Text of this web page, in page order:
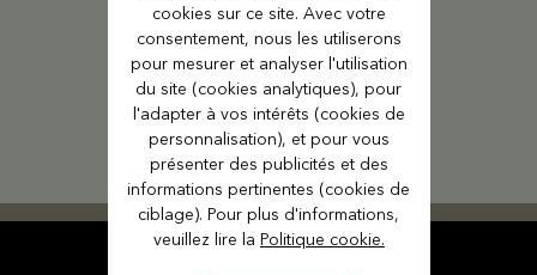
SUIVEZ-NOUS
cookies sur ce site. Avec votre
consentement, nous les utiliserons
pour mesurer et analyser l'utilisation
du site (cookies analytiques), pour
l'adapter à vos intérêts (cookies de
personnalisation), et pour vous
présenter des publicités et des
informations pertinentes (cookies de
ciblage). Pour plus d'informations,
veuillez lire la Politique cookie.